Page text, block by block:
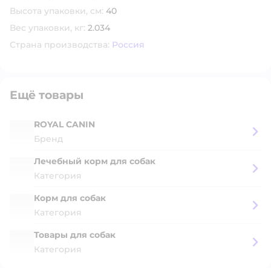
Высота упаковки, см: 40
Вес упаковки, кг: 2.034
Страна производства: Россия
Ещё товары
ROYAL CANIN
Бренд
Лечебный корм для собак
Категория
Корм для собак
Категория
Товары для собак
Категория